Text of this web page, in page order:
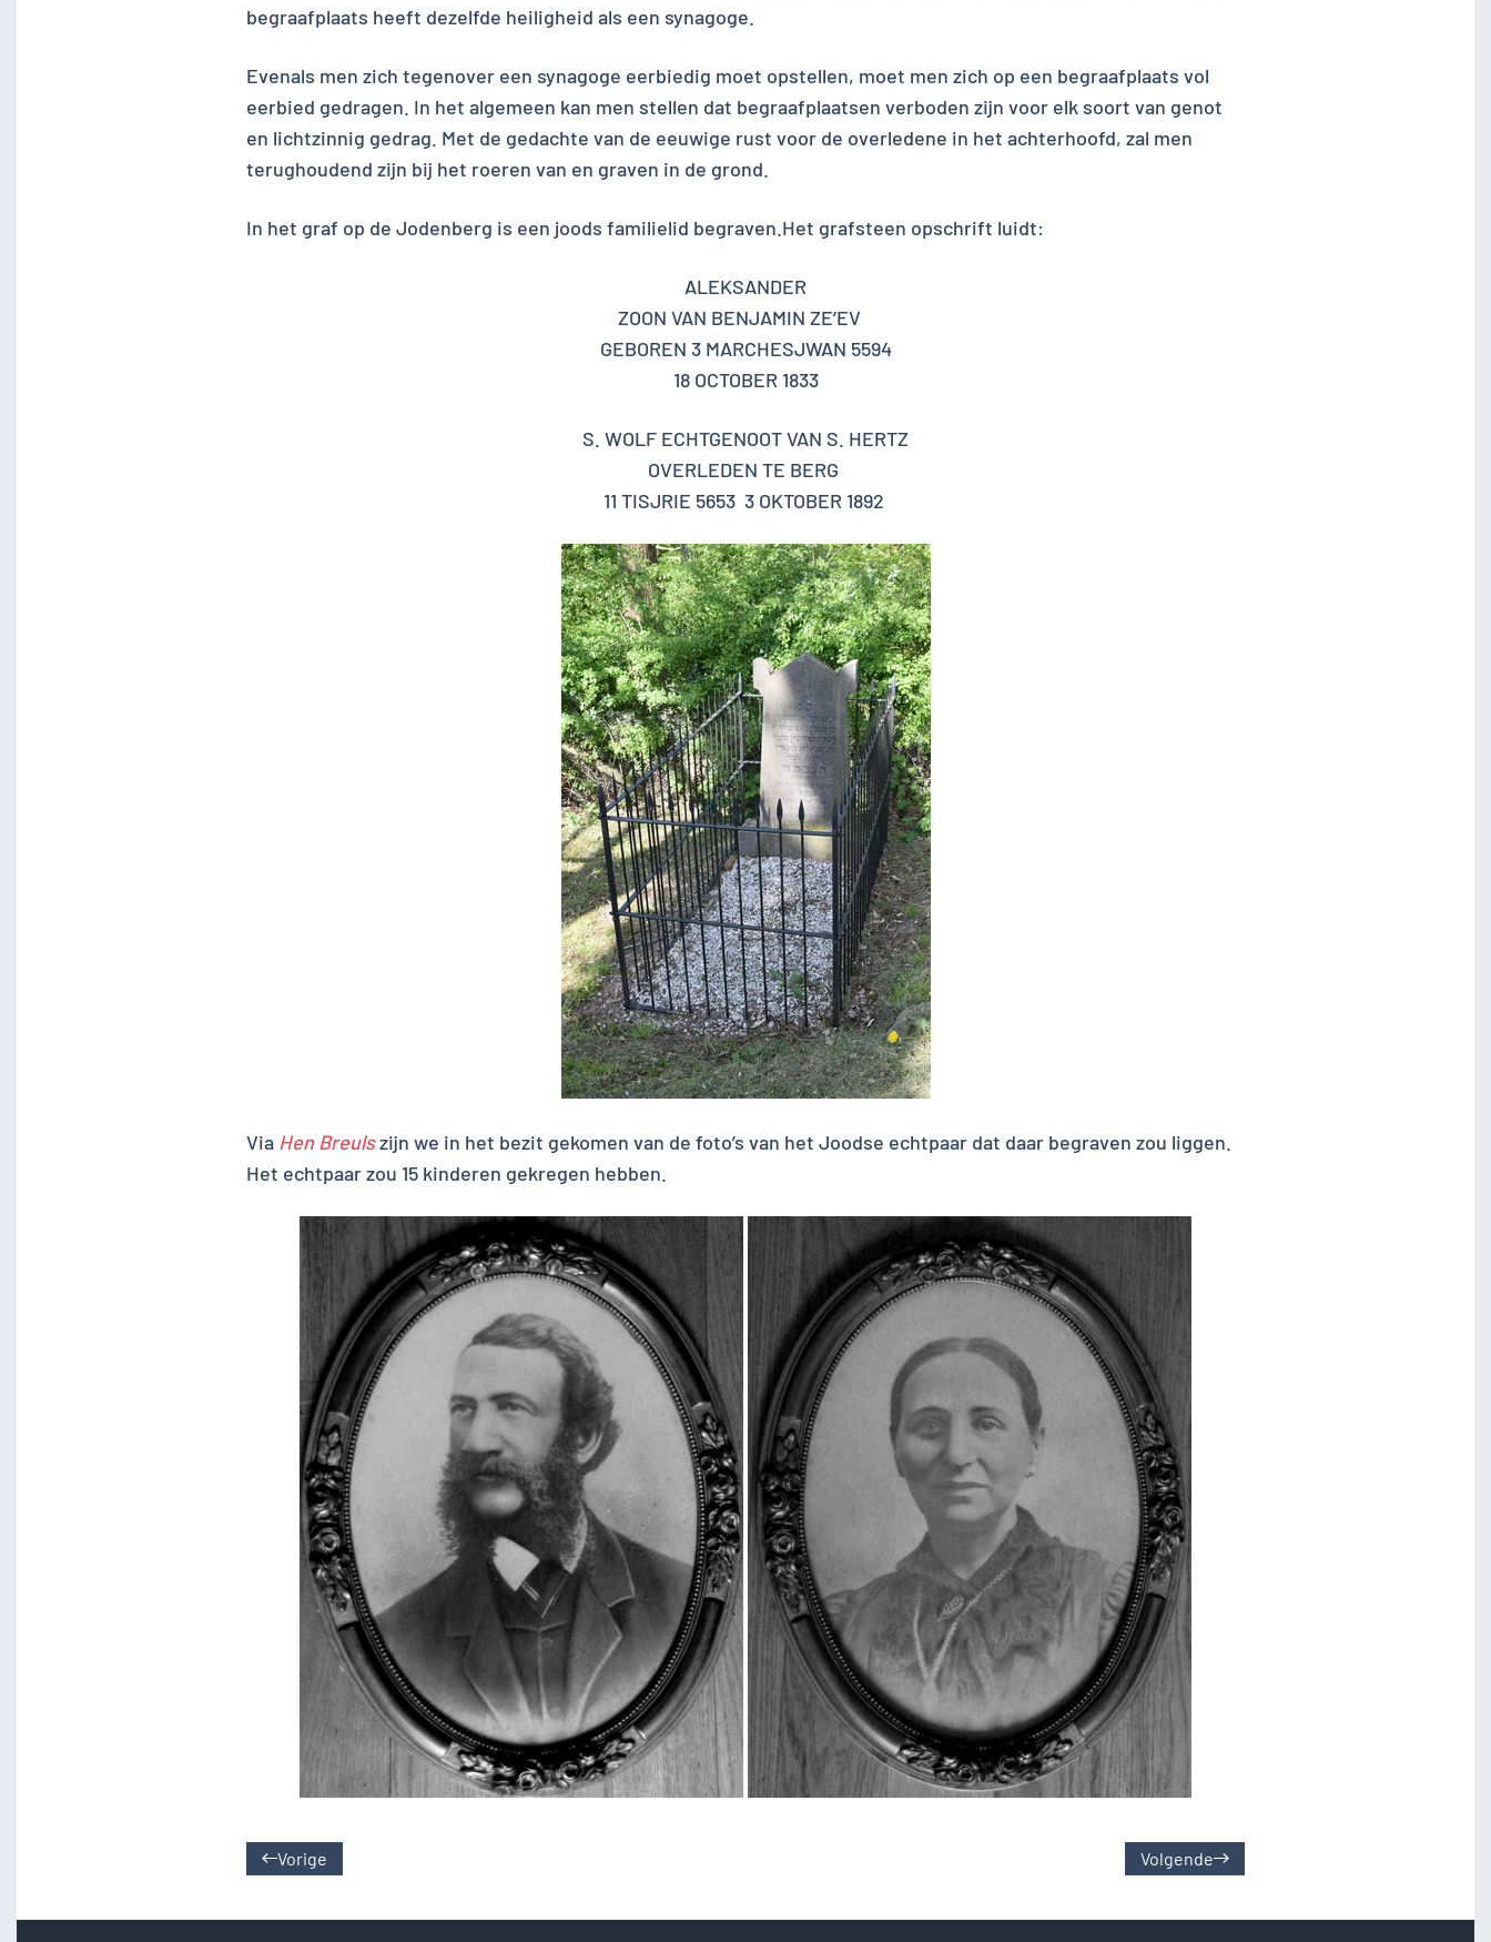
begraafplaats heeft dezelfde heiligheid als een synagoge.
Evenals men zich tegenover een synagoge eerbiedig moet opstellen, moet men zich op een begraafplaats vol
eerbied gedragen. In het algemeen kan men stellen dat begraafplaatsen verboden zijn voor elk soort van genot
en lichtzinnig gedrag. Met de gedachte van de eeuwige rust voor de overledene in het achterhoofd, zal men
terughoudend zijn bij het roeren van en graven in de grond.
In het graf op de Jodenberg is een joods familielid begraven.Het grafsteen opschrift luidt:
ALEKSANDER
ZOON VAN BENJAMIN ZE’EV
GEBOREN 3 MARCHESJWAN 5594
18 OCTOBER 1833
S. WOLF ECHTGENOOT VAN S. HERTZ
OVERLEDEN TE BERG
11 TISJRIE 5653 3 OKTOBER 1892
Via Hen Breulszijn we in het bezit gekomen van de foto’s van het Joodse echtpaar dat daar begraven zou liggen.
Het echtpaar zou 15 kinderen gekregen hebben.
Vorige Volgende